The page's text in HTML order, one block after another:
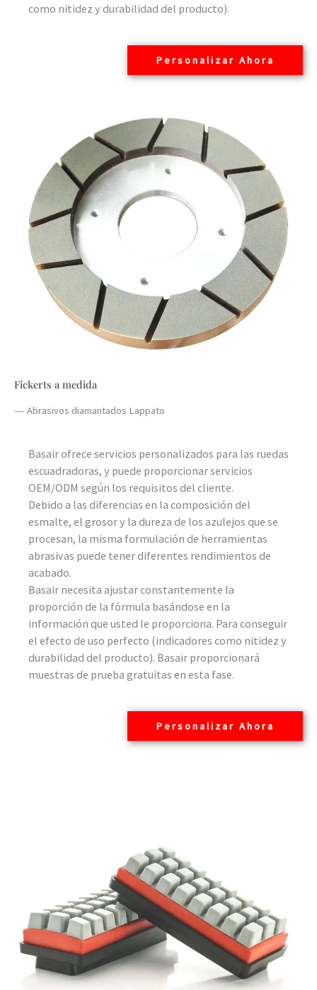
como nitidez y durabilidad del producto).
Personalizar Ahora
Fickerts a medida
--- Abrasivos diamantados Lappato
Basair ofrece servicios personalizados para las ruedas
escuadradoras, y puede proporcionar servicios
OEM/ODM según los requisitos del cliente.
Debido a las diferencias en la composición del
esmalte, el grosor y la dureza de los azulejos que se
procesan, la misma formulación de herramientas
abrasivas puede tener diferentes rendimientos de
acabado.
Basair necesita ajustar constantemente la
proporción de la fórmula basándose en la
información que usted le proporciona. Para conseguir
el efecto de uso perfecto (indicadores como nitidez y
durabilidad del producto). Basair proporcionará
muestras de prueba gratuitas en esta fase.
Personalizar Ahora